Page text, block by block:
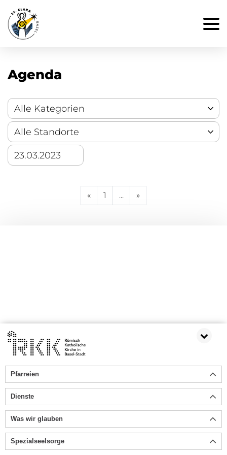
Agenda
« 1 ... »
Pfarreien
Dienste
Was wir glauben
Spezialseelsorge